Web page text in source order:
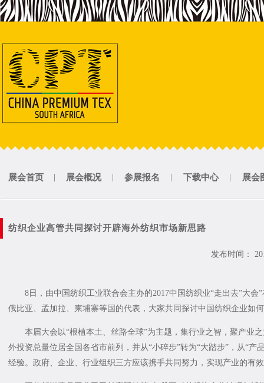
展会首页 展会概况 参展报名 下载中心 展会
纺织企业高管共同探讨开辟海外纺织市场新思路
发布时间：
8日，由中国纺织工业联合会主办的2017中国纺织业“走出去”大会
俄比亚、孟加拉、柬埔寨等国的代表，大家共同探讨中国纺织企业如
本届大会以“根植本土、丝路全球”为主题，集行业之智，聚产业之
外投资总量位居全国各省市前列，并从“小碎步”转为“大踏步”，从“
经验。政府、企业、行业组织三方应该携手共同努力，实现产业的有